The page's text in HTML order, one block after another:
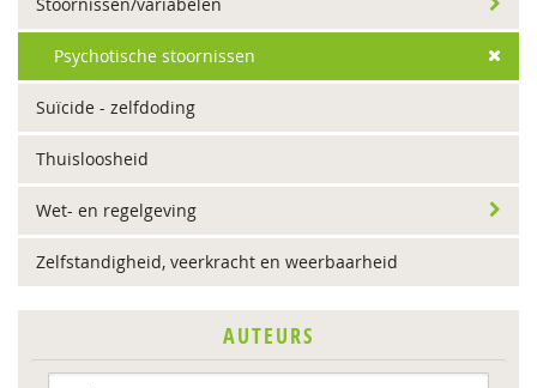
Psychotische stoornissen
Suïcide - zelfdoding
Thuisloosheid
Wet- en regelgeving
Zelfstandigheid, veerkracht en weerbaarheid
AUTEURS